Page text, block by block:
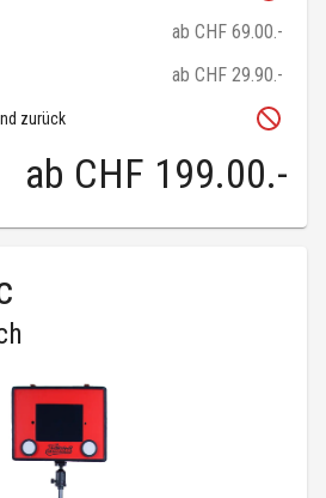
ab CHF 69.00.-
ab CHF 29.90.-
zurück
ab CHF 199.00.-